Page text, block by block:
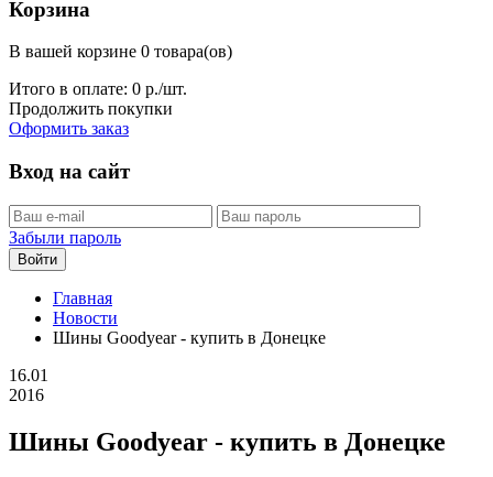
Корзина
В вашей корзине 0 товара(ов)
Итого в оплате: 0 р./шт.
Продолжить покупки
Оформить заказ
Вход на сайт
Забыли пароль
Войти
Главная
Новости
Шины Goodyear - купить в Донецке
16.01
2016
Шины Goodyear - купить в Донецке